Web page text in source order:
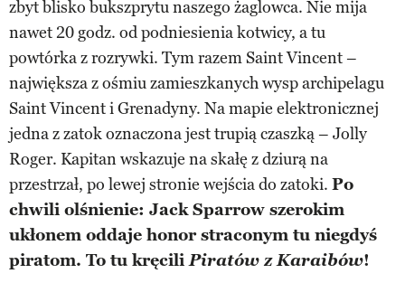
zbyt blisko bukszprytu naszego żaglowca. Nie mija
nawet 20 godz. od podniesienia kotwicy, a tu
powtórka z rozrywki. Tym razem Saint Vincent –
największa z ośmiu zamieszkanych wysp archipelagu
Saint Vincent i Grenadyny. Na mapie elektronicznej
jedna z zatok oznaczona jest trupią czaszką – Jolly
Roger. Kapitan wskazuje na skałę z dziurą na
przestrzał, po lewej stronie wejścia do zatoki. Po
chwili olśnienie: Jack Sparrow szerokim
ukłonem oddaje honor straconym tu niegdyś
piratom. To tu kręciliPiratów z Karaibów!